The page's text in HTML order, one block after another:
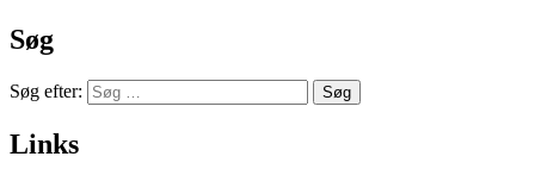
Søg
Søg efter: Søg
Links